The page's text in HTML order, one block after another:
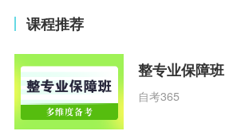
课程推荐
整专业保障班
自考365